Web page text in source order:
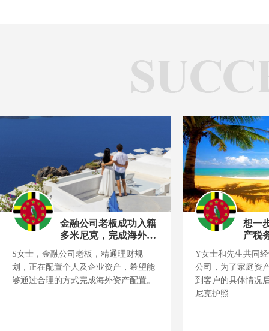
金融公司老板成功入籍
多米尼克，完成海外资
产配置
S女士，金融公司老板，精通理财规
划，正在配置个人及企业资产，希望能
够通过合理的方式完成海外资产配置。
想一
产税
了！
Y女士和先生共同
公司，为了家庭资
到客户的具体情况
尼克护照…